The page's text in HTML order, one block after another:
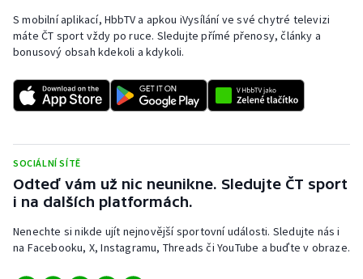
S mobilní aplikací, HbbTV a apkou iVysílání ve své chytré televizi
máte ČT sport vždy po ruce. Sledujte přímé přenosy, články a
bonusový obsah kdekoli a kdykoli.
SOCIÁLNÍ SÍTĚ
Odteď vám už nic neunikne. Sledujte ČT sport
i na dalších platformách.
Nenechte si nikde ujít nejnovější sportovní události. Sledujte nás i
na Facebooku, X, Instagramu, Threads či YouTube a buďte v obraze.